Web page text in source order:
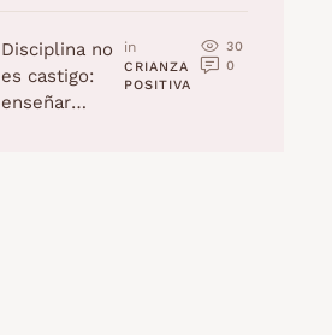
jamás
olvidaré
Disciplina no
es castigo:
enseñar
in
CRIANZA
POSITIVA
30
0